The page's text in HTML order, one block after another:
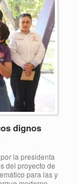
dignos
la presidenta
del proyecto de
para las y